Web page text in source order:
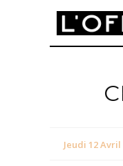
Jeudi 12 Avril